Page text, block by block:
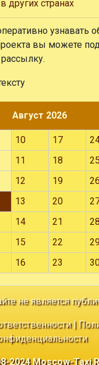
других странах
узнавать
вы можете
Август 2026
10 17
11 18
25
12 19
26
13 20
14 21
28
15 22
29
16 23
не является
|
2024 Moscow-